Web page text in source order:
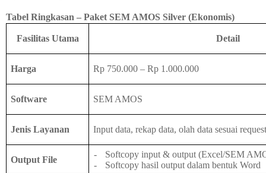
Tabel Ringkasan – Paket SEM AMOS Silver (Ekonomis)
Fasilitas Utama Detail
Harga Rp 750.000 – Rp 1.000.000
Software SEM AMOS
Jenis Layanan Input data, rekap data, olah data sesuai
Output File
- Softcopy input & output (Excel/SEM
-
Softcopy hasil output dalam bentuk Word